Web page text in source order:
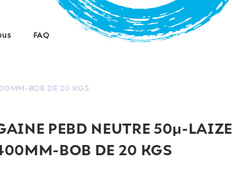
FAQ
BOB DE 20 KGS
PEBD NEUTRE 50µ-LAIZE
BOB DE 20 KGS